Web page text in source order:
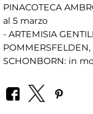
PINACOTECA
al 5 marzo
- ARTEMISIA
SCHONBORN: in